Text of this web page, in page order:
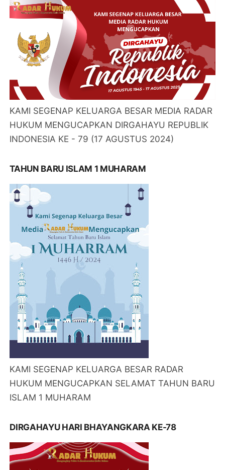
KAMI SEGENAP KELUARGA BESAR MEDIA RADAR
HUKUM MENGUCAPKAN DIRGAHAYU REPUBLIK
INDONESIA KE - 79 (17 AGUSTUS 2024)
TAHUN BARU ISLAM 1 MUHARAM
KAMI SEGENAP KELUARGA BESAR RADAR
HUKUM MENGUCAPKAN SELAMAT TAHUN BARU
ISLAM 1 MUHARAM
DIRGAHAYU HARI BHAYANGKARA KE-78